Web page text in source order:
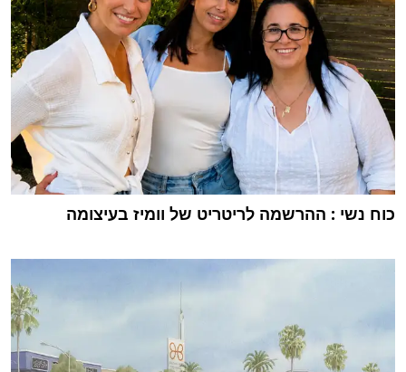
כוח נשי : ההרשמה לריטריט של וומיז בעיצומה